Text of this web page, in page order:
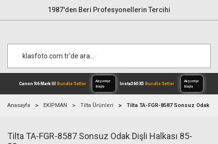
1987'den Beri Profesyonellerin Tercihi
Canon R6 Mark IIIBundle Setler
Alışverişe
Anasayfa EKİPMAN Tilta Ürünleri Tilta TA-FGR-8587 Sonsuz Odak
Tilta TA-FGR-8587 Sonsuz Odak Dişli Halkası 85-